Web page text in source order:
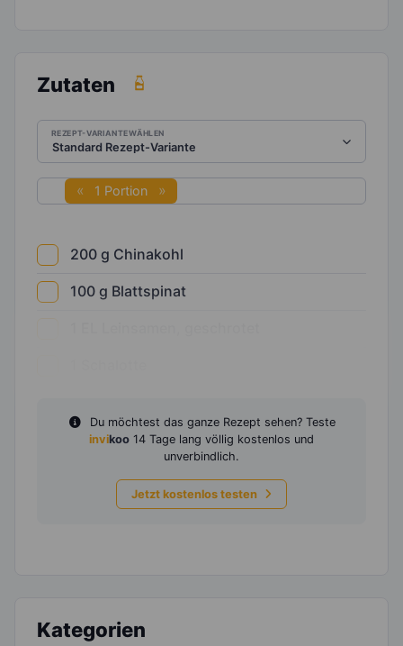
Zutaten
REZEPT-VARIANTE WÄHLEN
1 Portion
200 g Chinakohl
100 g Blattspinat
Du möchtest das ganze Rezept sehen? Teste
invikoo 14 Tage lang völlig kostenlos und
unverbindlich.
Jetzt kostenlos testen
Kategorien